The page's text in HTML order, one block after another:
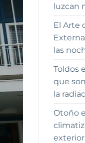
luzcan
El Arte
las
Toldos
que
la
Otoño
exterior